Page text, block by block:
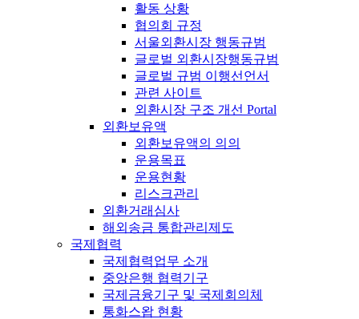
활동 상황
협의회 규정
서울외환시장 행동규범
글로벌 외환시장행동규범
글로벌 규범 이행선언서
관련 사이트
외환시장 구조 개선 Portal
외환보유액
외환보유액의 의의
운용목표
운용현황
리스크관리
외환거래심사
해외송금 통합관리제도
국제협력
국제협력업무 소개
중앙은행 협력기구
국제금융기구 및 국제회의체
통화스왑 현황